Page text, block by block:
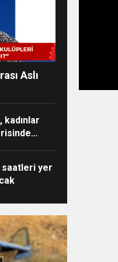
Aslı
kadınlar
saatleri yer